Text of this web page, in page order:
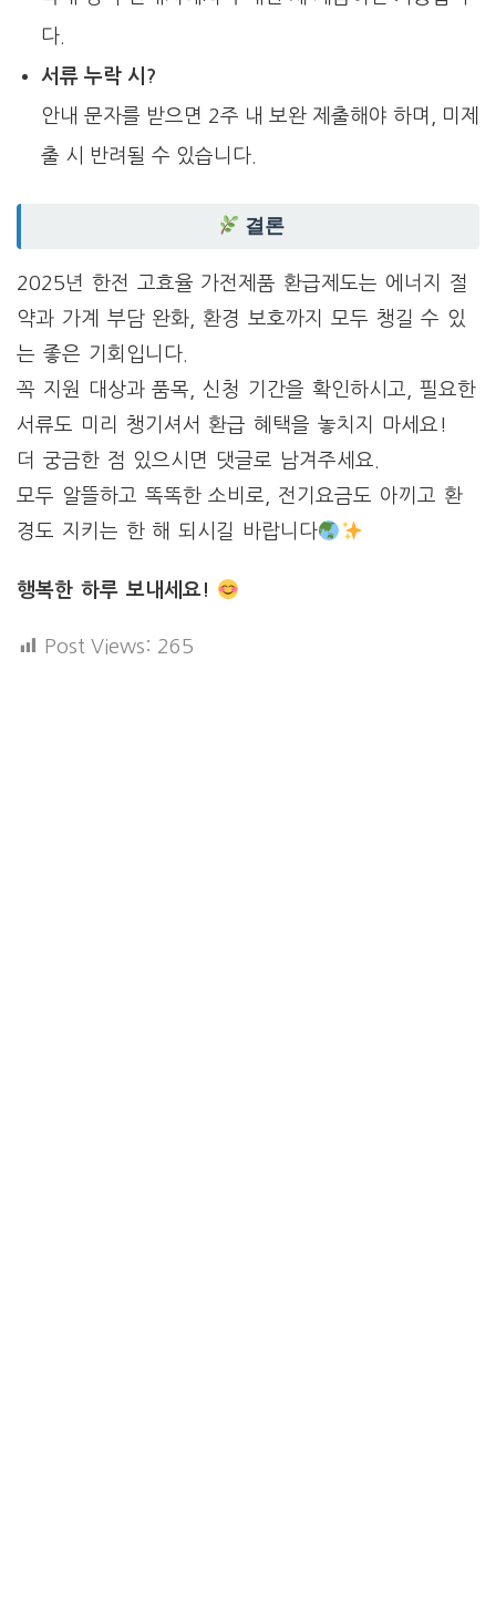
다.
서류 누락 시?
안내 문자를 받으면 2주 내 보완 제출해야 하며, 미제
출 시 반려될 수 있습니다.
결론
2025년 한전 고효율 가전제품 환급제도는 에너지 절
약과 가계 부담 완화, 환경 보호까지 모두 챙길 수 있
는 좋은 기회입니다.
꼭 지원 대상과 품목, 신청 기간을 확인하시고, 필요한
서류도 미리 챙기셔서 환급 혜택을 놓치지 마세요!
더 궁금한 점 있으시면 댓글로 남겨주세요.
모두 알뜰하고 똑똑한 소비로, 전기요금도 아끼고 환
경도 지키는 한 해 되시길 바랍니다
행복한 하루 보내세요!
Post Views: 265